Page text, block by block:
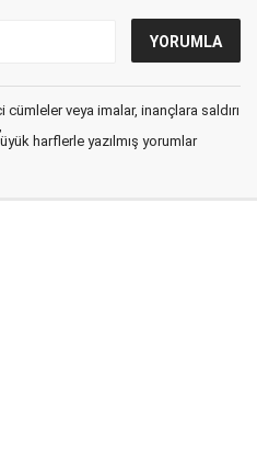
veya imalar, inançlara saldırı
harflerle yazılmış yorumlar